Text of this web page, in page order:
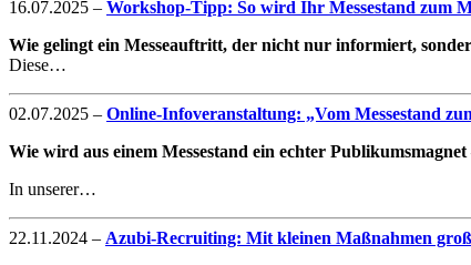
16.07.2025 – Workshop-Tipp: So wird Ihr Messestand zum
Wie gelingt ein Messeauftritt, der nicht nur informiert,
Diese…
02.07.2025 – Online-Infoveranstaltung: „Vom Messestand
Wie wird aus einem Messestand ein echter
In unserer…
22.11.2024 – Azubi-Recruiting: Mit kleinen Maßnahmen